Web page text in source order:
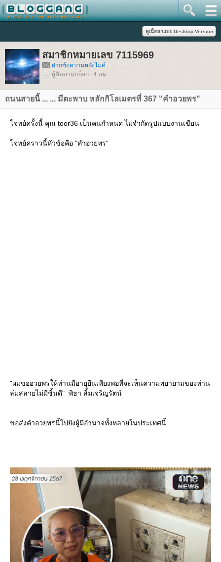
สมาชิกหมายเลข 7115969
ฝากข้อความหลังไมค์
ผู้ติดตามบล็อก : 4 คน
ถนนสายนี้ ... ... มีตะพาบ หลักกิโลเมตรที่ 367 "คำอวยพร"
จทย์ครั้งนี้ คุณ toor36 เป็นคนกำหนด ไม่จำกัดรูปแบบงานเขียน
จทย์คราวนี้หัวข้อคือ "คำอวยพร"
"ผมขออวยพรให้ท่านมีอายุยืนเพียงพอที่จะเห็นความพยายามของท่าน
ล่มสลายไม่มีชิ้นดี" ⁣ พิธา ลิ้มเจริญรัตน์
ขอส่งคำอวยพรนี้ไปยังผู้มีอำนาจทั้งหลายในประเทศนี้